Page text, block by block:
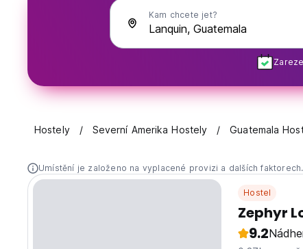
Kam chcete jet?
Hostely Severní Amerika Hostely Guatemala
Umístění je založeno na vyplacené provizi a dalších faktorech.
Hostel
Zephyr
9.2